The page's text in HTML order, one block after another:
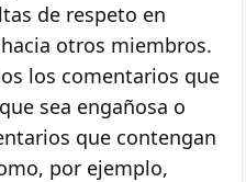
de respeto en
otros miembros.
los comentarios que
sea engañosa o
que contengan
por ejemplo,